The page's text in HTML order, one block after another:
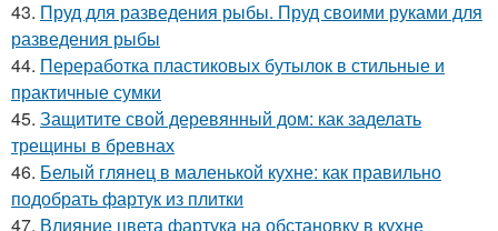
43. Пруд для разведения рыбы. Пруд своими руками для
разведения рыбы
44. Переработка пластиковых бутылок в стильные и
практичные сумки
45. Защитите свой деревянный дом: как заделать
трещины в бревнах
46. Белый глянец в маленькой кухне: как правильно
подобрать фартук из плитки
47. Влияние цвета фартука на обстановку в кухне